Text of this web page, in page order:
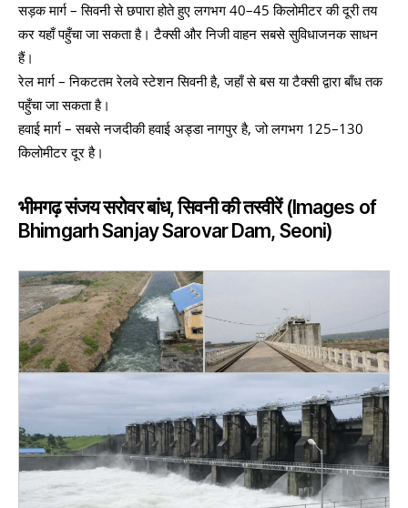
सड़क मार्ग – सिवनी से छपारा होते हुए लगभग 40–45 किलोमीटर की दूरी तय
कर यहाँ पहुँचा जा सकता है। टैक्सी और निजी वाहन सबसे सुविधाजनक साधन
हैं।
रेल मार्ग – निकटतम रेलवे स्टेशन सिवनी है, जहाँ से बस या टैक्सी द्वारा बाँध तक
पहुँचा जा सकता है।
हवाई मार्ग – सबसे नजदीकी हवाई अड्डा नागपुर है, जो लगभग 125–130
किलोमीटर दूर है।
भीमगढ़ संजय सरोवर बांध, सिवनी की तस्वीरें (Images of
Bhimgarh Sanjay Sarovar Dam, Seoni)